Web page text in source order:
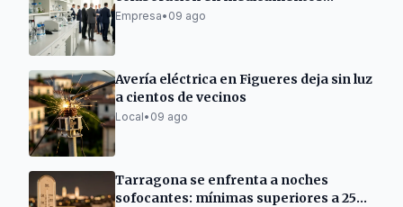
individualizados
Empresa• 09 ago
Avería eléctrica en Figueres deja sin luz
a cientos de vecinos
Local• 09 ago
Tarragona se enfrenta a noches
sofocantes: mínimas superiores a 25